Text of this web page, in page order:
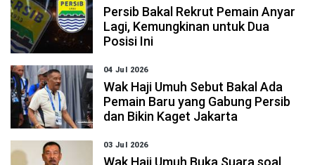
Persib Bakal Rekrut Pemain Anyar
Lagi, Kemungkinan untuk Dua
Posisi Ini
04 Jul 2026
Wak Haji Umuh Sebut Bakal Ada
Pemain Baru yang Gabung Persib
dan Bikin Kaget Jakarta
03 Jul 2026
Wak Haji Umuh Buka Suara soal